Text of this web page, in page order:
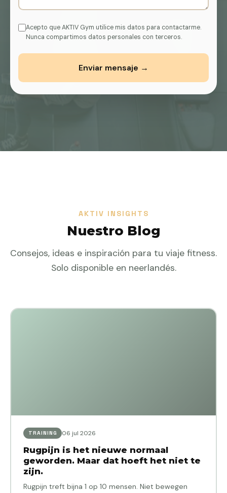
Acepto que AKTIV Gym utilice mis datos para contactarme.
Nunca compartimos datos personales con terceros.
Enviar mensaje →
AKTIV INSIGHTS
Nuestro Blog
Consejos, ideas e inspiración para tu viaje fitness.
Solo disponible en neerlandés.
TRAINING 06 jul 2026
Rugpijn is het nieuwe normaal
geworden. Maar dat hoeft het niet te
zijn.
Rugpijn treft bijna 1 op 10 mensen. Niet bewegen